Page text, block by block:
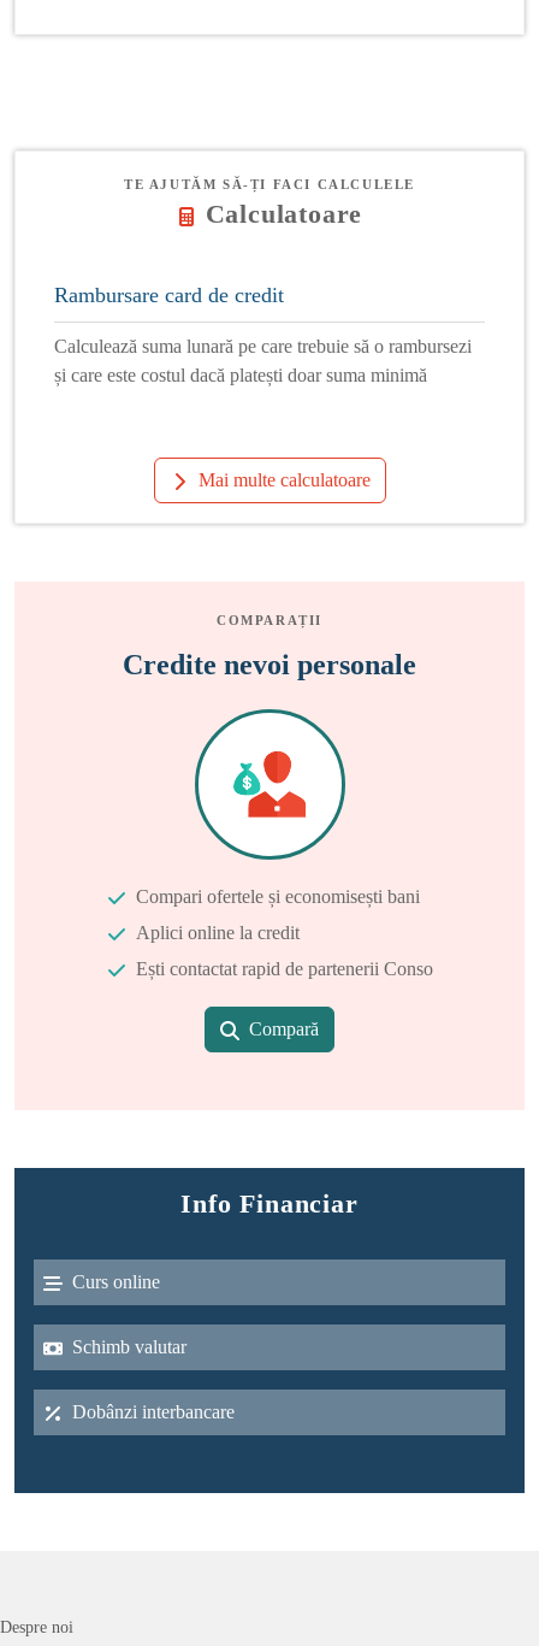
TE AJUTĂM SĂ-ȚI FACI CALCULELE
Calculatoare
Rambursare card de credit
Calculează suma lunară pe care trebuie să o rambursezi
și care este costul dacă platești doar suma minimă
Mai multe calculatoare
COMPARAȚII
Credite nevoi personale
Compari ofertele și economisești bani
Aplici online la credit
Ești contactat rapid de partenerii Conso
Compară
Info Financiar
Curs online
Schimb valutar
Dobânzi interbancare
Despre noi